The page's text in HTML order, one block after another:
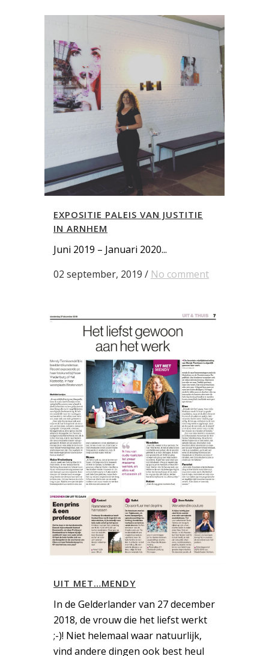
EXPOSITIE PALEIS VAN JUSTITIE
IN ARNHEM
Juni 2019 – Januari 2020...
02 september, 2019 / No comment
UIT MET…MENDY
In de Gelderlander van 27 december
2018, de vrouw die het liefst werkt
;-)! Niet helemaal waar natuurlijk,
vind andere dingen ook best heul